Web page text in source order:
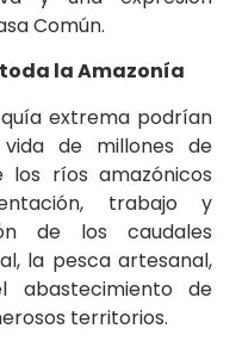
Común.
la Amazonía
extrema podrían
de millones de
los ríos amazónicos
trabajo y
de los caudales
la pesca artesanal,
abastecimiento de
territorios.